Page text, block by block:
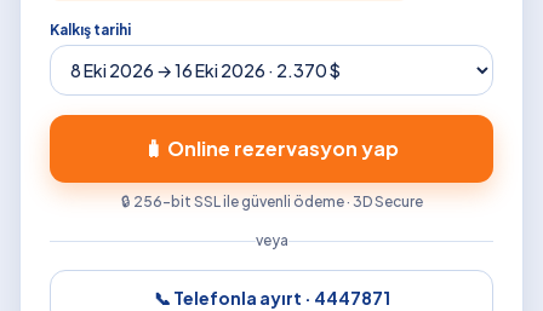
Kalkış tarihi
🧳 Online rezervasyon yap
🔒 256-bit SSL ile güvenli ödeme · 3D Secure
veya
📞 Telefonla ayırt · 4447871